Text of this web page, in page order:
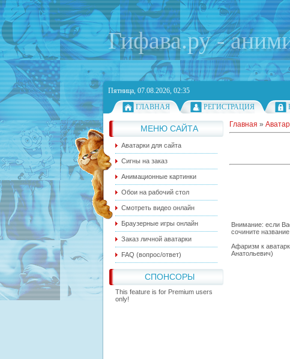
Гифава.ру -
Пятница, 07.08.2026, 02:35
ГЛАВНАЯ
РЕГИСТРАЦИЯ
МЕНЮ САЙТА
Аватарки для сайта
Сигны на заказ
Анимационные картинки
Обои на рабочий стол
Смотреть видео онлайн
Браузерные игры онлайн
Заказ личной аватарки
FAQ (вопрос/ответ)
СПОНСОРЫ
This feature is for Premium users
only!
Главная »
Внимание: если
сочините
Афаризм к
Анатольевич)